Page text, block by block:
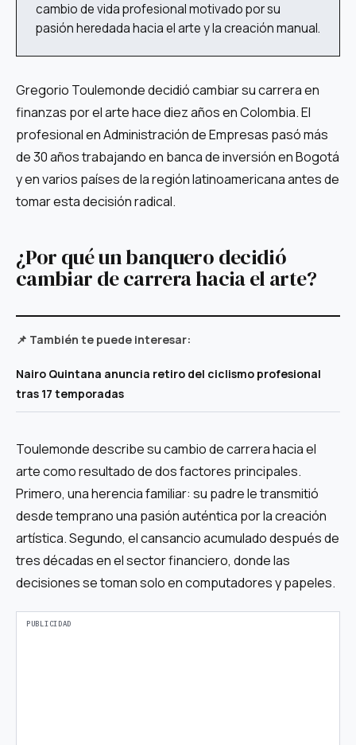
cambio de vida profesional motivado por su
pasión heredada hacia el arte y la creación manual.
Gregorio Toulemonde decidió cambiar su carrera en
finanzas por el arte hace diez años en Colombia. El
profesional en Administración de Empresas pasó más
de 30 años trabajando en banca de inversión en Bogotá
y en varios países de la región latinoamericana antes de
tomar esta decisión radical.
¿Por qué un banquero decidió
cambiar de carrera hacia el arte?
📌 También te puede interesar:
Nairo Quintana anuncia retiro del ciclismo profesional
tras 17 temporadas
Toulemonde describe su cambio de carrera hacia el
arte como resultado de dos factores principales.
Primero, una herencia familiar: su padre le transmitió
desde temprano una pasión auténtica por la creación
artística. Segundo, el cansancio acumulado después de
tres décadas en el sector financiero, donde las
decisiones se toman solo en computadores y papeles.